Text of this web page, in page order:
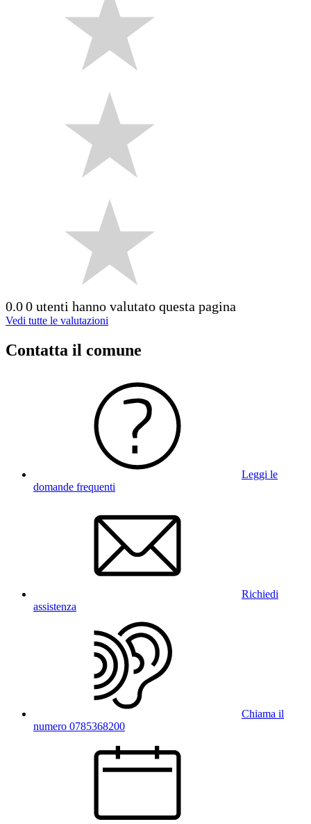
0.00 utenti hanno valutato questa pagina
Vedi tutte le valutazioni
Contatta il comune
Leggi le
domande frequenti
Richiedi
assistenza
Chiama il
numero 0785368200